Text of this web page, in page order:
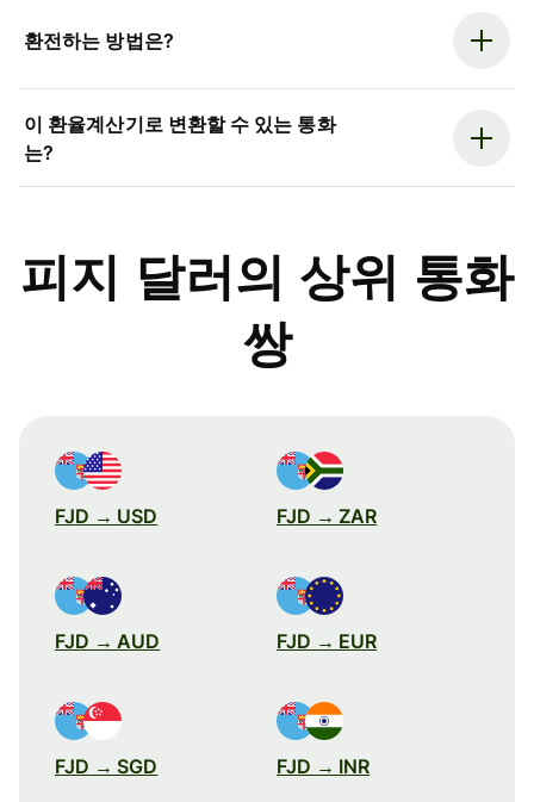
환전하는 방법은?
이 환율계산기로 변환할 수 있는 통화
는?
피지 달러의 상위 통화
쌍
FJD → USD FJD → ZAR
FJD → AUD FJD → EUR
FJD → SGD FJD → INR